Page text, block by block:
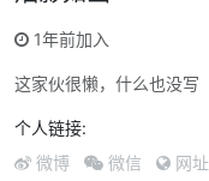
1年前加入
这家伙很懒，什么也没写
个人链接:
微博 微信 网址